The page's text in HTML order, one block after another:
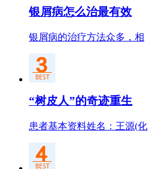
银屑病怎么治最有效
银屑病的治疗方法众多，相
“树皮人”的奇迹重生
患者基本资料姓名：王源(化